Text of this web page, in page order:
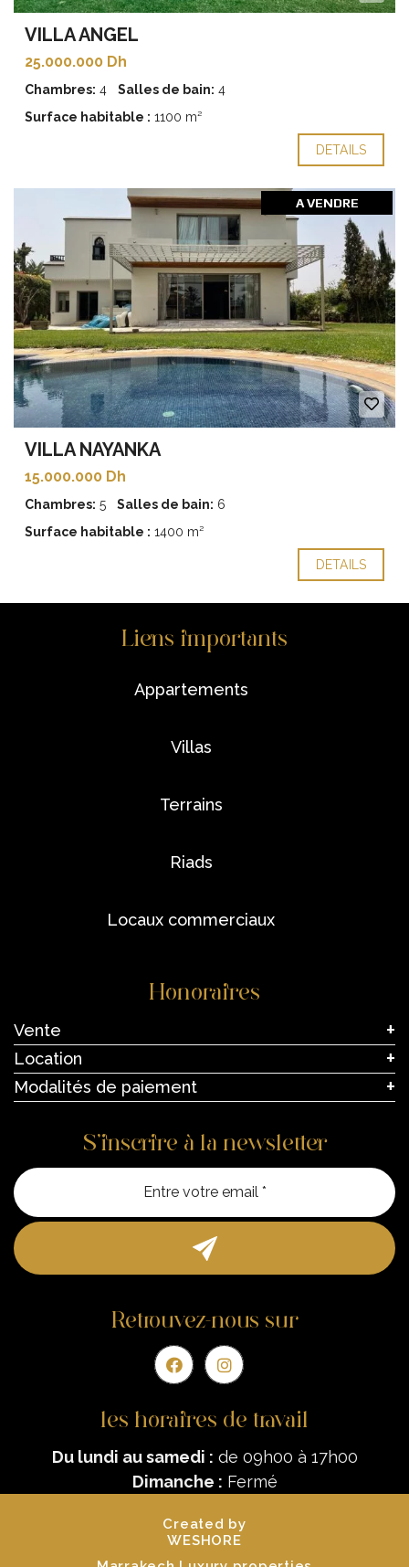
VILLA ANGEL
25.000.000 Dh
Chambres: 4 Salles de bain: 4
Surface habitable : 1100 m²
DETAILS
A VENDRE
VILLA NAYANKA
15.000.000 Dh
Chambres: 5 Salles de bain: 6
Surface habitable : 1400 m²
DETAILS
Liens importants
appartements
villas
terrains
riads
locaux commerciaux
Honoraires
Vente
Location
Modalités de paiement
S’inscrire à la newsletter
Entre
Retrouvez-nous sur
les horaires de travail
Du lundi au samedi : de 09h00 à 17h00
Dimanche : Fermé
Created by
WESHORE